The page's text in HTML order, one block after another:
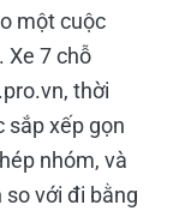
một cuộc
Xe 7 chỗ
thời
sắp xếp gọn
nhóm, và
với đi bằng